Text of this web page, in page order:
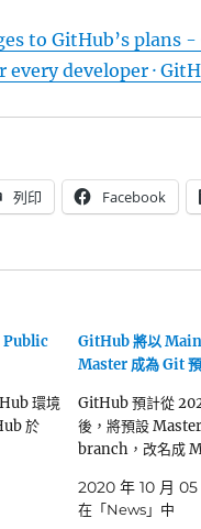
to GitHub’s plans
every developer ·
列印 Facebook
Public
環境
於
GitHub 將以
Master 成為 Git
GitHub 預計從
後，將預設
branch，改名成
2020 年 10 月 05
在「News」中